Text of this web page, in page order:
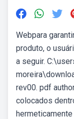
Webpara
produto, o
a seguir.
rev00. pdf
colocados